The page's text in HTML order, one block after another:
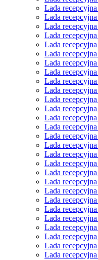
Lada
Lada
Lada
Lada
Lada
Lada
Lada
Lada
Lada
Lada
Lada
Lada
Lada
Lada
Lada
Lada
Lada
Lada
Lada
Lada
Lada
Lada
Lada
Lada
Lada
Lada
Lada
Lada